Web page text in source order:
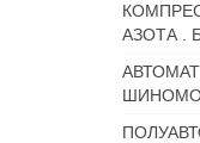
АЗОТА .